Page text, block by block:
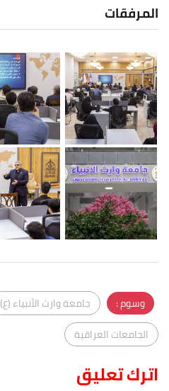
المرفقات
وسوم : جامعة وارث الأنبياء (ع)
الجامعات العراقية
اترك تعليق